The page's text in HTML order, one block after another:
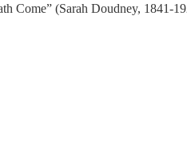
Come” (Sarah Doudney, 1841-